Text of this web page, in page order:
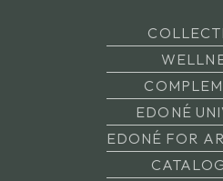
EDONÉ
EDONÉ FOR